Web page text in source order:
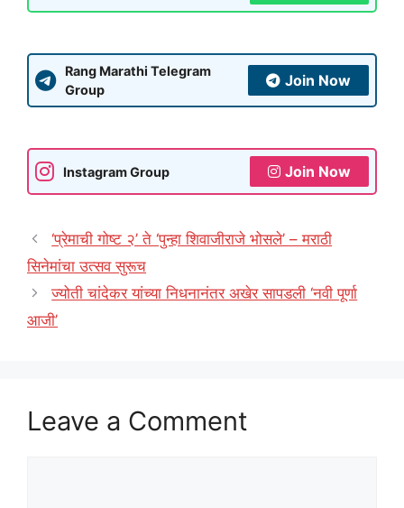
Rang Marathi Telegram
Group
Join Now
Instagram Group Join Now
‘प्रेमाची गोष्ट २’ ते ‘पुन्हा शिवाजीराजे भोसले’ – मराठी
सिनेमांचा उत्सव सुरूच
ज्योती चांदेकर यांच्या निधनानंतर अखेर सापडली ‘नवी पूर्णा
आजी’
Leave a Comment